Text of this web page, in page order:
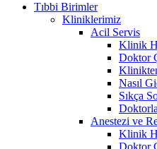
Tıbbi Birimler
Kliniklerimiz
Acil Servis
Klinik
Doktor
Nasıl
Sıkça
Anestezi ve
Klinik
Doktor